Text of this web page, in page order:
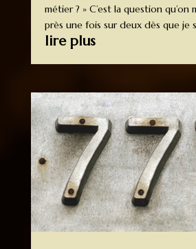
métier ? » C’est la question qu’on
près une fois sur deux dès que je
lire plus